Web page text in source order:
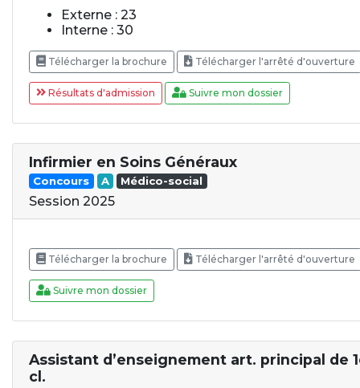
Externe : 23
Interne : 30
Télécharger la brochure Télécharger l'arrêté d'ouverture
Résultats d'admission Suivre mon dossier
Infirmier en Soins Généraux
Concours A Médico-social
Session 2025
Télécharger la brochure Télécharger l'arrêté d'ouverture
Suivre mon dossier
Assistant d’enseignement art. principal de
cl.